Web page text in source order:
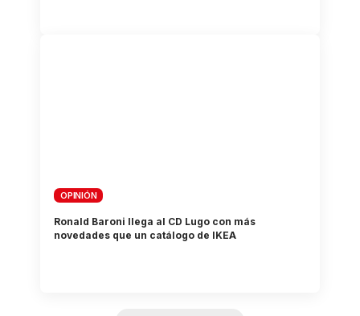
OPINIÓN
Ronald Baroni llega al CD Lugo con más
novedades que un catálogo de IKEA